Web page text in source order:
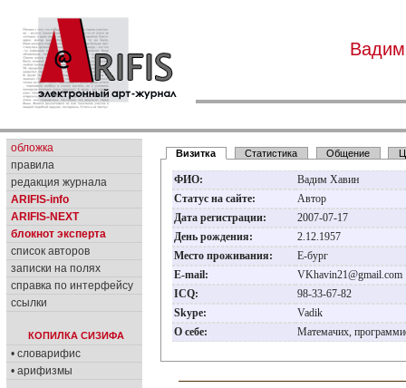
обложка
правила
редакция журнала
ARIFIS-info
ARIFIS-NEXT
блокнот эксперта
список авторов
записки на полях
справка по интерфейсу
ссылки
КОПИЛКА СИЗИФА
• словарифис
• арифизмы
Визитка Статистика Общение
ФИО:
Вадим Хавин
Статус на сайте:
Автор
Дата регистрации:
2007-07-17
День рождения:
2.12.1957
Место проживания:
Е-бург
E-mail:
VKhavin21@gmail.com
ICQ:
98-33-67-82
Skype:
Vadik
О себе:
Матемачих,